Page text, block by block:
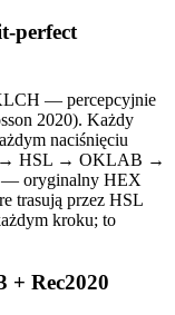
perfect
— percepcyjnie
2020). Każdy
naciśnięciu
→ HSL → OKLAB →
— oryginalny HEX
trasują przez HSL
kroku; to
+ Rec2020